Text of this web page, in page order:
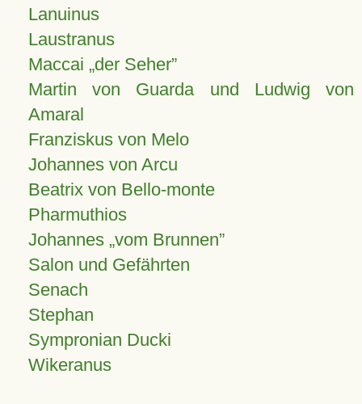
Lanuinus
Laustranus
Maccai „der Seher”
Martin von Guarda und Ludwig von
Amaral
Franziskus von Melo
Johannes von Arcu
Beatrix von Bello-monte
Pharmuthios
Johannes vom Brunnen
Salon und Gefährten
Senach
Stephan
Sympronian Ducki
Wikeranus